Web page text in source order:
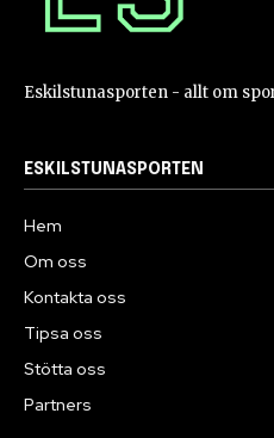
Eskilstunasporten - allt om
ESKILSTUNASPORTEN
Hem
Om oss
Kontakta oss
Tipsa oss
Stötta oss
Partners